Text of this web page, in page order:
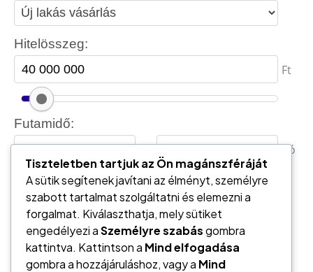
Tiszteletben tartjuk az Ön magánszféráját
A sütik segítenek javítani az élményt, személyre
szabott tartalmat szolgáltatni és elemezni a
forgalmat. Kiválaszthatja, mely sütiket
engedélyezi aSzemélyre szabásgombra
kattintva. Kattintson a Mind elfogadása
gombra a hozzájáruláshoz, vagy a Mind